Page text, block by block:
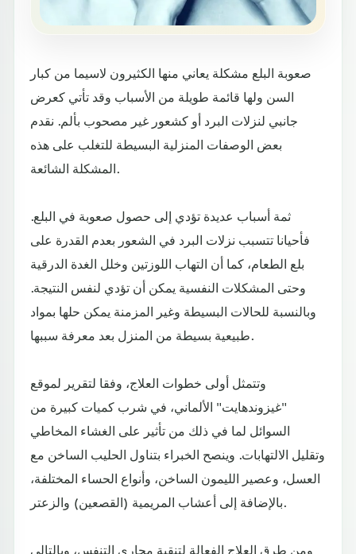
صعوبة البلع مشكلة يعاني منها الكثيرون لاسيما من كبار
السن ولها قائمة طويلة من الأسباب وقد تأتي كعرض
جانبي لنزلات البرد أو كشعور غير مصحوب بألم. نقدم
بعض الوصفات المنزلية البسيطة للتغلب على هذه
المشكلة الشائعة.
ثمة أسباب عديدة تؤدي إلى حصول صعوبة في البلع.
فأحيانا تتسبب نزلات البرد في الشعور بعدم القدرة على
بلع الطعام، كما أن التهاب اللوزتين وخلل الغدة الدرقية
وحتى المشكلات النفسية يمكن أن تؤدي لنفس النتيجة.
وبالنسبة للحالات البسيطة وغير المزمنة يمكن حلها بمواد
طبيعية بسيطة من المنزل بعد معرفة سببها.
وتتمثل أولى خطوات العلاج، وفقا لتقرير لموقع
"غيزوندهايت" الألماني، في شرب كميات كبيرة من
السوائل لما في ذلك من تأثير على الغشاء المخاطي
وتقليل الالتهابات. وينصح الخبراء بتناول الحليب الساخن مع
العسل، وعصير الليمون الساخن، وأنواع الحساء المختلفة،
بالإضافة إلى أعشاب المريمية (القصعين) والزعتر.
ومن طرق العلاج الفعالة لتنقية مجاري التنفس، وبالتالي